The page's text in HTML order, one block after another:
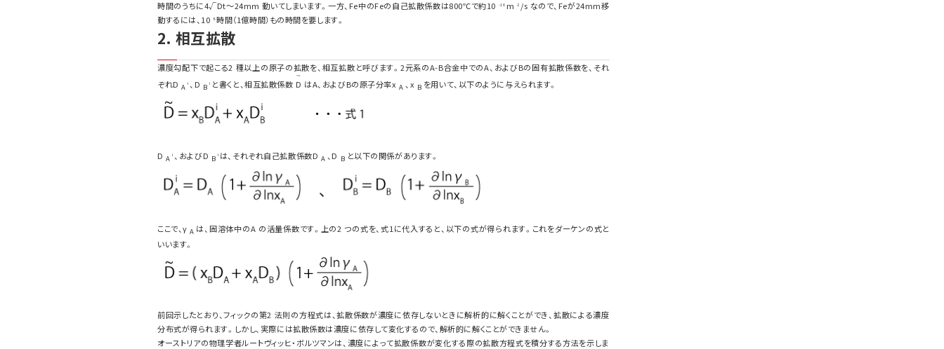
時間のうちに4√Dt～24mm 動いてしまいます。一方、Fe中のFeの自己拡散係数は800℃で約10
-16 m 2 /s なので、Feが24mm移
動するには、10
8時間（1億時間）もの時間を要します。
2. 相互拡散
濃度勾配下で起こる2 種以上の原子の拡散を、相互拡散と呼びます。2元系のA-B合金中でのA、およびBの固有拡散係数を、それ
ぞれD Ai 、D Bi と書くと、相互拡散係数 D
～
はA、およびBの原子分率x A、x B を用いて、以下のように与えられます。
D Ai 、およびD B i は、それぞれ自己拡散係数D A 、D B と以下の関係があります。
ここで、γ A は、固溶体中のA の活量係数です。上の2 つの式を、式1に代入すると、以下の式が得られます。これをダーケンの式と
いいます。
前回示したとおり、フィックの第2 法則の方程式は、拡散係数が濃度に依存しないときに解析的に解くことができ、拡散による濃度
分布式が得られます。しかし、実際には拡散係数は濃度に依存して変化するので、解析的に解くことができません。
オーストリアの物理学者ルートヴィッヒ・ボルツマンは、濃度によって拡散係数が変化する際の拡散方程式を積分する方法を示しま